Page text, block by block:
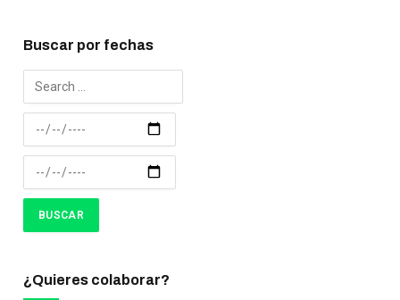
Buscar por fechas
¿Quieres colaborar?